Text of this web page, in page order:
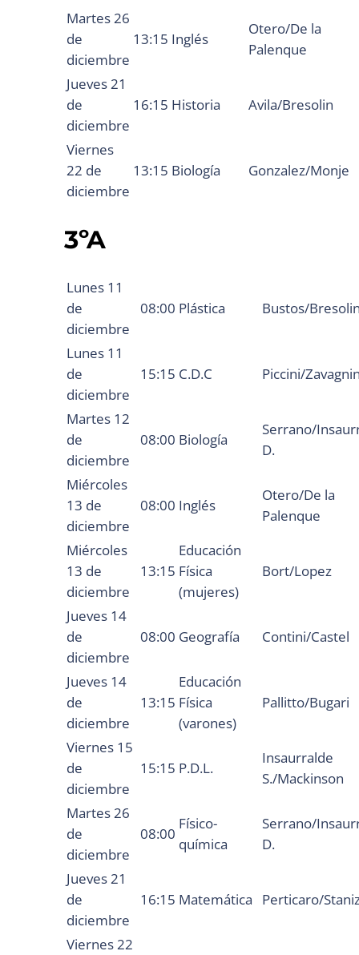
Martes 26
de
diciembre
13:15 Inglés
Otero/De la
Palenque
Jueves 21
de
diciembre
16:15 Historia Avila/Bresolin
Viernes
22 de
diciembre
13:15 Biología Gonzalez/Monje
3ºA
Lunes 11
de
diciembre
08:00 Plástica Bustos/
Lunes 11
de
diciembre
15:15 C.D.C Piccini/
Martes 12
de
diciembre
08:00 Biología
Serrano/
D.
Miércoles
13 de
diciembre
08:00 Inglés
Otero/De la
Palenque
Miércoles
13 de
diciembre
13:15
Educación
Física
(mujeres)
Bort/Lopez
Jueves 14
de
diciembre
08:00 Geografía Contini/Castel
Jueves 14
de
diciembre
13:15
Educación
Física
(varones)
Pallitto/Bugari
Viernes 15
de
diciembre
15:15 P.D.L.
Insaurralde
S./Mackinson
Martes 26
de
diciembre
08:00
Físico-
química
Serrano/
D.
Jueves 21
de
diciembre
16:15 Matemática Perticaro/
Viernes 22